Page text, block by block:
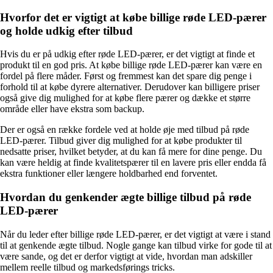
Hvorfor det er vigtigt at købe billige røde LED-pærer
og holde udkig efter tilbud
Hvis du er på udkig efter røde LED-pærer, er det vigtigt at finde et
produkt til en god pris. At købe billige røde LED-pærer kan være en
fordel på flere måder. Først og fremmest kan det spare dig penge i
forhold til at købe dyrere alternativer. Derudover kan billigere priser
også give dig mulighed for at købe flere pærer og dække et større
område eller have ekstra som backup.
Der er også en række fordele ved at holde øje med tilbud på røde
LED-pærer. Tilbud giver dig mulighed for at købe produkter til
nedsatte priser, hvilket betyder, at du kan få mere for dine penge. Du
kan være heldig at finde kvalitetspærer til en lavere pris eller endda få
ekstra funktioner eller længere holdbarhed end forventet.
Hvordan du genkender ægte billige tilbud på røde
LED-pærer
Når du leder efter billige røde LED-pærer, er det vigtigt at være i stand
til at genkende ægte tilbud. Nogle gange kan tilbud virke for gode til at
være sande, og det er derfor vigtigt at vide, hvordan man adskiller
mellem reelle tilbud og markedsførings tricks.